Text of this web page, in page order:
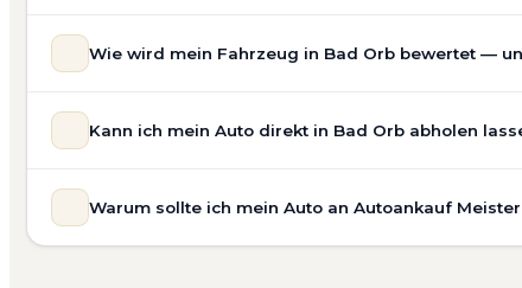
allgemeinem Reparaturbedarf direkt in Bad Orb an.
Unfallwagen Bad Orb Motorschaden Ohne TÜV
Wie wird mein Fahrzeug in Bad Orb bewertet —
prüfen Marke, Modell, Baujahr, Kilometerstand,
Kostenlose Bewertung Marktwert Bad Orb
Kann ich mein Auto direkt in Bad Orb abholen
— egal ob zu Hause, am Arbeitsplatz oder an einem
Warum sollte ich mein Auto an Autoankauf